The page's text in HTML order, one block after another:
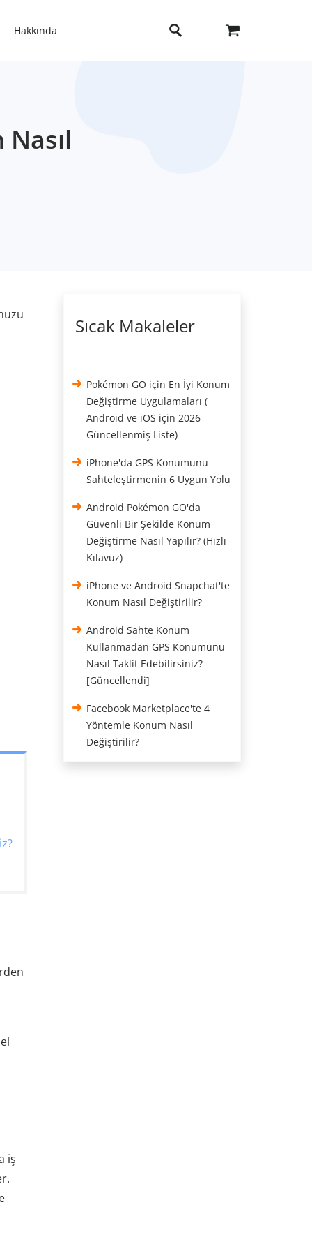
Hakkında
iş
Sıcak Makaleler
Pokémon GO için En İyi Konum
Değiştirme Uygulamaları (
Android ve iOS için 2026
Güncellenmiş Liste)
iPhone'da GPS Konumunu
Sahteleştirmenin 6 Uygun Yolu
Android Pokémon GO'da
Güvenli Bir Şekilde Konum
Değiştirme Nasıl Yapılır? (Hızlı
Kılavuz)
iPhone ve Android Snapchat'te
Konum Nasıl Değiştirilir?
Android Sahte Konum
Kullanmadan GPS Konumunu
Nasıl Taklit Edebilirsiniz?
[Güncellendi]
Facebook Marketplace'te 4
Yöntemle Konum Nasıl
Değiştirilir?